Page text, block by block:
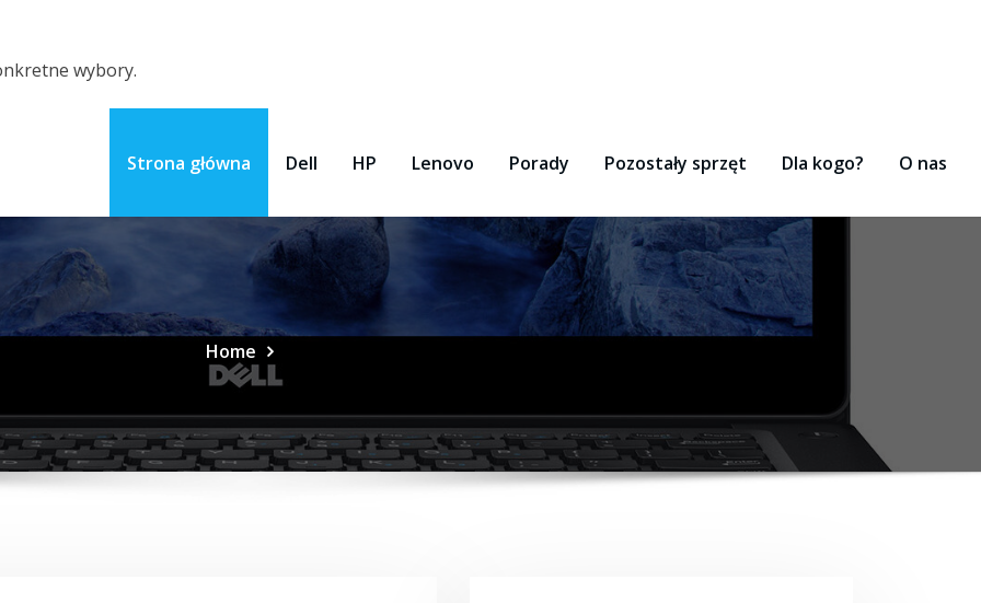
wybory.
Strona główna Dell HP Lenovo Porady Pozostały sprzęt Dla kogo? O nas
Home